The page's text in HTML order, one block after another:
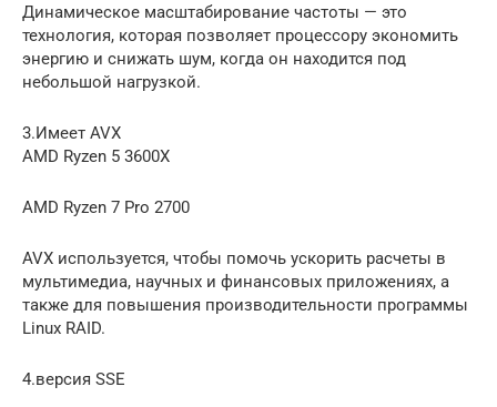
Динамическое масштабирование частоты — это
технология, которая позволяет процессору экономить
энергию и снижать шум, когда он находится под
небольшой нагрузкой.
3.Имеет AVX
AMD Ryzen 5 3600X
AMD Ryzen 7 Pro 2700
AVX используется, чтобы помочь ускорить расчеты в
мультимедиа, научных и финансовых приложениях, а
также для повышения производительности программы
Linux RAID.
4.версия SSE